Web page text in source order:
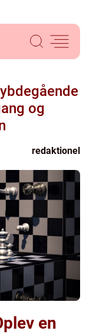
og
redaktionel
en